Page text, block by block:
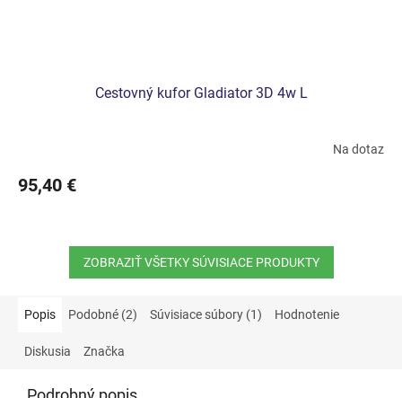
Cestovný kufor Gladiator 3D 4w L
Na dotaz
95,40 €
ZOBRAZIŤ VŠETKY SÚVISIACE PRODUKTY
Popis Podobné (2) Súvisiace súbory (1) Hodnotenie
Diskusia Značka